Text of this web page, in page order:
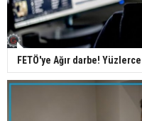
FETÖ'ye Ağır darbe!